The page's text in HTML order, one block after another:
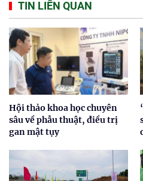
TIN LIÊN QUAN
Hội thảo khoa học chuyên
sâu về phẫu thuật, điều trị
gan mật tụy